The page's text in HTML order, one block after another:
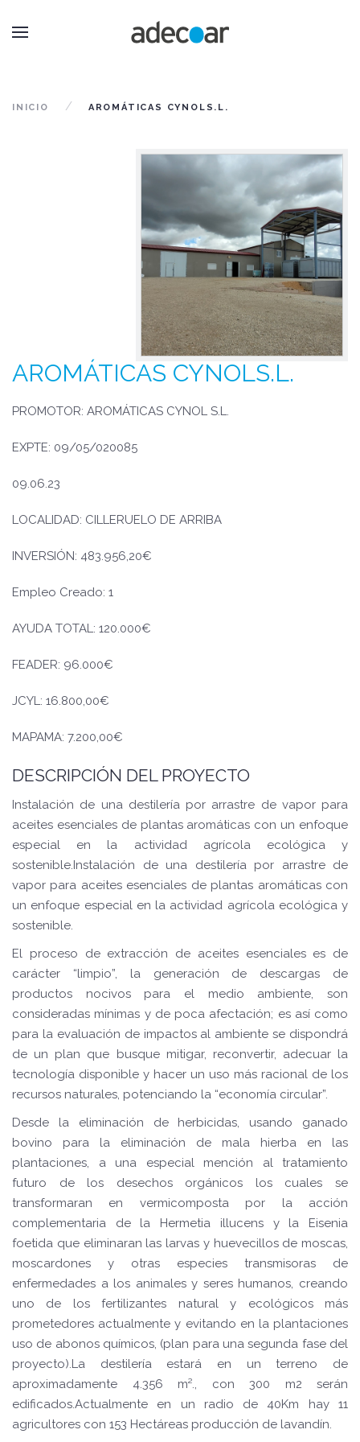
INICIO AROMÁTICAS CYNOLS.L.
AROMÁTICAS CYNOLS.L.
PROMOTOR: AROMÁTICAS CYNOL S.L.
EXPTE: 09/05/020085
09.06.23
LOCALIDAD: CILLERUELO DE ARRIBA
INVERSIÓN: 483.956,20€
Empleo Creado: 1
AYUDA TOTAL: 120.000€
FEADER: 96.000€
JCYL: 16.800,00€
MAPAMA: 7.200,00€
DESCRIPCIÓN DEL PROYECTO
Instalación de una destilería por arrastre de vapor para
aceites esenciales de plantas aromáticas con un enfoque
especial en la actividad agrícola ecológica y
sostenible.Instalación de una destilería por arrastre de
vapor para aceites esenciales de plantas aromáticas con
un enfoque especial en la actividad agrícola ecológica y
sostenible.
El proceso de extracción de aceites esenciales es de
carácter “limpio”, la generación de descargas de
productos nocivos para el medio ambiente, son
consideradas mínimas y de poca afectación; es así como
para la evaluación de impactos al ambiente se dispondrá
de un plan que busque mitigar, reconvertir, adecuar la
tecnología disponible y hacer un uso más racional de los
recursos naturales, potenciando la “economía circular”.
Desde la eliminación de herbicidas, usando ganado
bovino para la eliminación de mala hierba en las
plantaciones, a una especial mención al tratamiento
futuro de los desechos orgánicos los cuales se
transformaran en vermicomposta por la acción
complementaria de la Hermetia illucens y la Eisenia
foetida que eliminaran las larvas y huevecillos de moscas,
moscardones y otras especies transmisoras de
enfermedades a los animales y seres humanos, creando
uno de los fertilizantes natural y ecológicos más
prometedores actualmente y evitando en la plantaciones
uso de abonos químicos, (plan para una segunda fase del
proyecto).La destilería estará en un terreno de
aproximadamente 4.356 m²., con 300 m2 serán
edificados.Actualmente en un radio de 40Km hay 11
agricultores con 153 Hectáreas producción de lavandín.